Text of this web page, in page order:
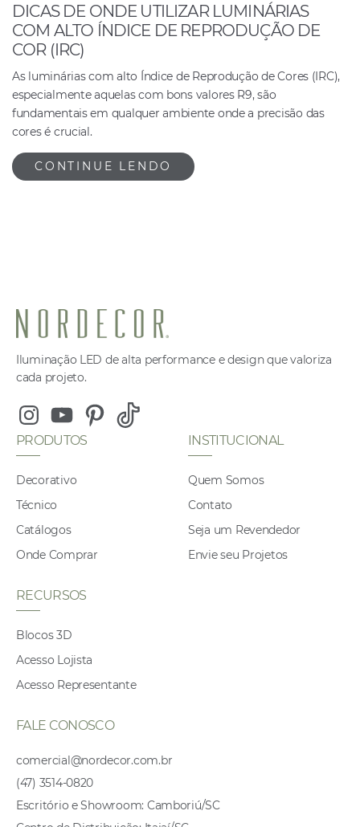
DICAS DE ONDE UTILIZAR LUMINÁRIAS
COM ALTO ÍNDICE DE REPRODUÇÃO DE
COR (IRC)
As luminárias com alto Índice de Reprodução de Cores (IRC),
especialmente aquelas com bons valores R9, são
fundamentais em qualquer ambiente onde a precisão das
cores é crucial.
CONTINUE LENDO
Iluminação LED de alta performance e design que valoriza
cada projeto.
InstagramYoutubePinterest
Tiktok
PRODUTOS
Decorativo
Técnico
Catálogos
Onde Comprar
INSTITUCIONAL
Quem Somos
Contato
Seja um Revendedor
Envie seu Projetos
RECURSOS
Blocos 3D
Acesso Lojista
Acesso Representante
FALE CONOSCO
comercial@nordecor.com.br
(47) 3514-0820
Escritório e Showroom: Camboriú/SC